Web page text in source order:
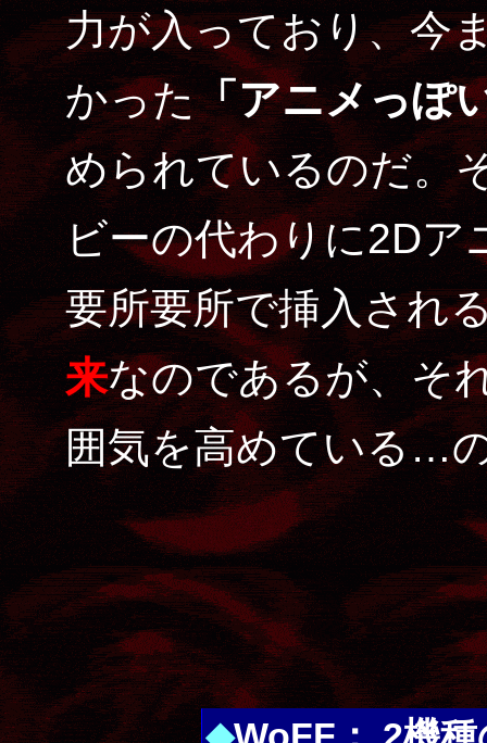
力が入っており、今
かった「アニメっぽ
められているのだ。
ビーの代わりに2Dア
要所要所で挿入され
来なのであるが、そ
囲気を高めている…